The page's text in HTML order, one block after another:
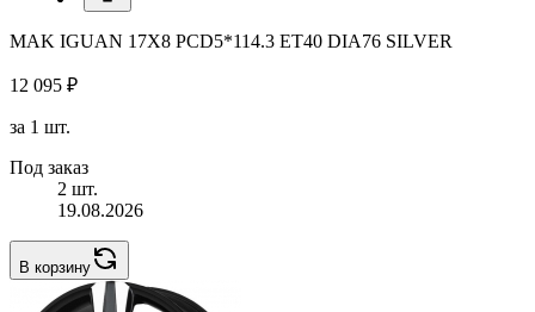
MAK IGUAN 17X8 PCD5*114.3 ET40 DIA76 SILVER
12 095 ₽
за 1 шт.
Под заказ
2 шт.
19.08.2026
В корзину